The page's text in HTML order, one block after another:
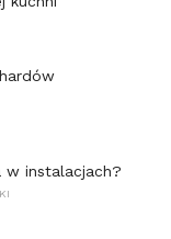
instalacjach?